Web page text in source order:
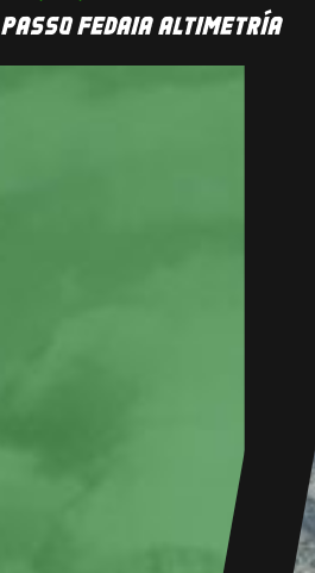
PASSO FEDAIA ALTIMETRÍA